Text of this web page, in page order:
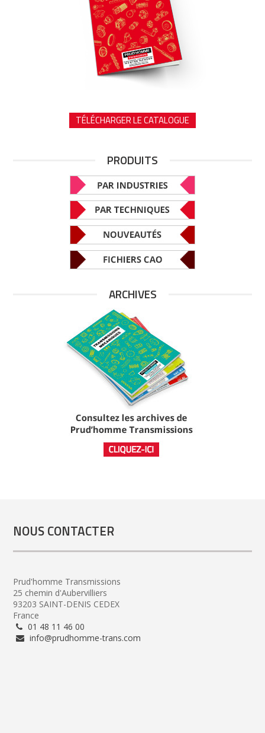
TÉLÉCHARGER LE CATALOGUE
PRODUITS
ARCHIVES
NOUS CONTACTER
Prud'homme Transmissions
25 chemin d'Aubervilliers
93203 SAINT-DENIS CEDEX
France
01 48 11 46 00
info@prudhomme-trans.com